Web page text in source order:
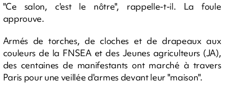
"Ce salon, c'est le nôtre", rappelle-t-il. La foule
approuve.
Armés de torches, de cloches et de drapeaux aux
couleurs de la FNSEA et des Jeunes agriculteurs (JA),
des centaines de manifestants ont marché à travers
Paris pour une veillée d'armes devant leur "maison".